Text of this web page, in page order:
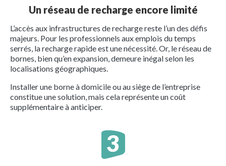
Un réseau de recharge encore limité
L’accès aux infrastructures de recharge reste l’un des défis
majeurs. Pour les professionnels aux emplois du temps
serrés, la recharge rapide est une nécessité. Or, le réseau de
bornes, bien qu’en expansion, demeure inégal selon les
localisations géographiques.
Installer une borne à domicile ou au siège de l’entreprise
constitue une solution, mais cela représente un coût
supplémentaire à anticiper.